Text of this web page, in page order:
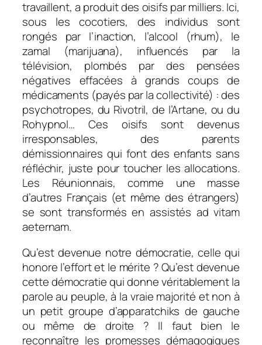
travaillent, a produit des oisifs par milliers. Ici,
sous les cocotiers, des individus sont
rongés par l’inaction, l’alcool (rhum), le
zamal (marijuana), influencés par la
télévision, plombés par des pensées
négatives effacées à grands coups de
médicaments (payés par la collectivité) : des
psychotropes, du Rivotril, de l’Artane, ou du
Rohypnol… Ces oisifs sont devenus
irresponsables, des parents
démissionnaires qui font des enfants sans
réfléchir, juste pour toucher les allocations.
Les Réunionnais, comme une masse
d’autres Français (et même des étrangers)
se sont transformés en assistés ad vitam
aeternam.
Qu’est devenue notre démocratie, celle qui
honore l’effort et le mérite ? Qu’est devenue
cette démocratie qui donne véritablement la
parole au peuple, à la vraie majorité et non à
un petit groupe d’apparatchiks de gauche
ou même de droite ? Il faut bien le
reconnaître les promesses démagogiques